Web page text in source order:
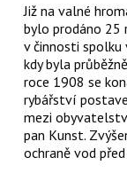
Již na valné
bylo prodáno 25
v činnosti
kdy byla
roce 1908 se
rybářství
mezi
pan Kunst.
ochraně vod